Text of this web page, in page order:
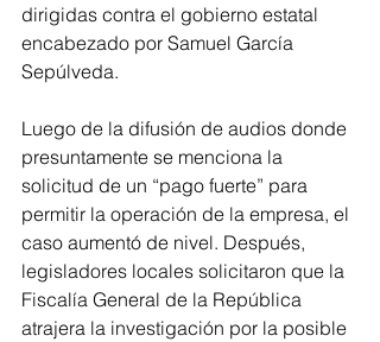
dirigidas contra el gobierno estatal
encabezado por Samuel García
Sepúlveda.
Luego de la difusión de audios donde
presuntamente se menciona la
solicitud de un “pago fuerte” para
permitir la operación de la empresa, el
caso aumentó de nivel. Después,
legisladores locales solicitaron que la
Fiscalía General de la República
atrajera la investigación por la posible